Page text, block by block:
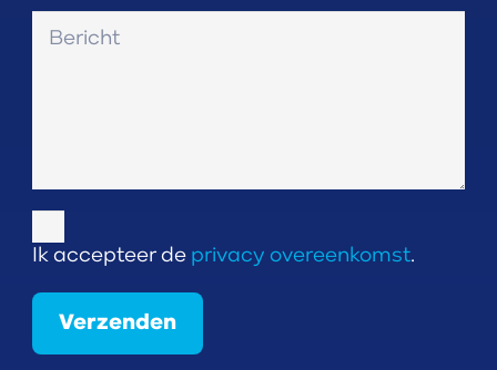
Ik accepteer de privacy overeenkomst.